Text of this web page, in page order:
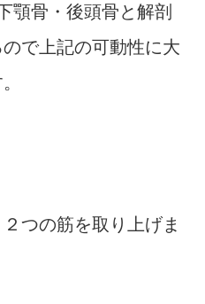
顎骨・後頭骨と解剖
で上記の可動性に大
つの筋を取り上げま